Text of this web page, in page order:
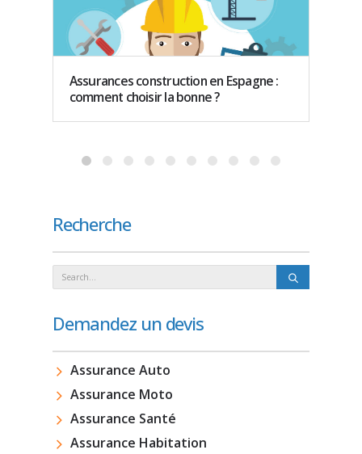
Assurances construction en Espagne :
comment choisir la bonne ?
Recherche
Demandez un devis
Assurance Auto
Assurance Moto
Assurance Santé
Assurance Habitation